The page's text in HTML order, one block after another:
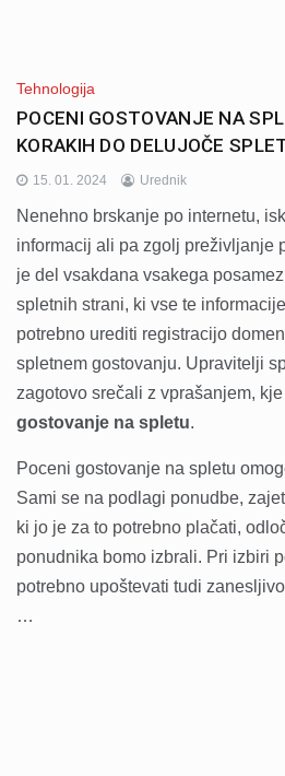
Tehnologija
POCENI GOSTOVANJE NA
KORAKIH DO DELUJOČE
15. 01. 2024 Urednik
Nenehno brskanje po internetu,
informacij ali pa zgolj preživljanje
je del vsakdana vsakega
spletnih strani, ki vse te
potrebno urediti registracijo
spletnem gostovanju. Upravitelji
zagotovo srečali z vprašanjem,
gostovanje na spletu.
Poceni gostovanje na spletu
Sami se na podlagi ponudbe,
ki jo je za to potrebno plačati,
ponudnika bomo izbrali. Pri izbiri
potrebno upoštevati tudi
…